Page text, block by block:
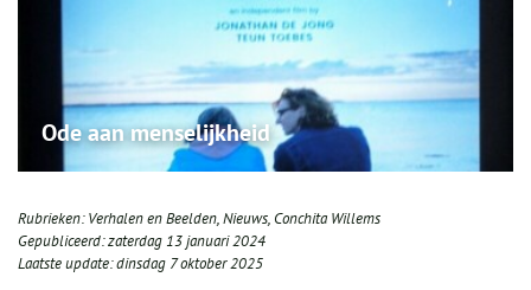
Ode aan menselijkheid
Rubrieken:Verhalen en Beelden,Nieuws, Conchita Willems
Gepubliceerd:zaterdag 13 januari 2024
Laatste update:dinsdag 7 oktober 2025